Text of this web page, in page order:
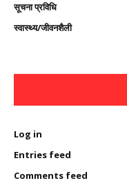
सूचना प्रविधि
स्वास्थ्य/जीवनशैली
Log in
Entries feed
Comments feed